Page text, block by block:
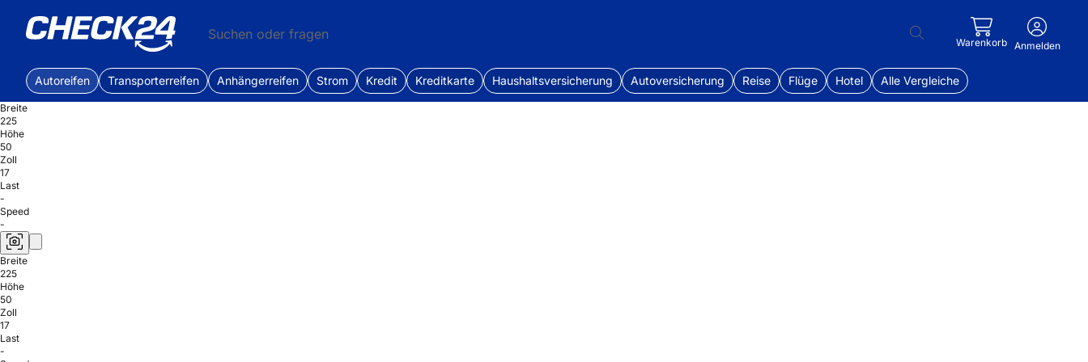
Suchen oder fragen
Warenkorb Anmelden
Autoreifen Transporterreifen Anhängerreifen Strom Kredit Kreditkarte Haushaltsversicherung Autoversicherung Reise Flüge Hotel Alle Vergleiche
Breite
225
Höhe
50
Zoll
17
Last
-
Speed
-
Breite
225
Höhe
50
Zoll
17
Last
-